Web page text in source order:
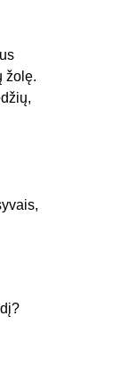
žolę.